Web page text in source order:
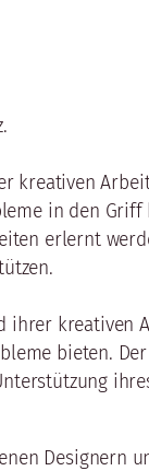
kreativen
in den Griff
erlernt
ihrer kreativen
bieten.
Designern